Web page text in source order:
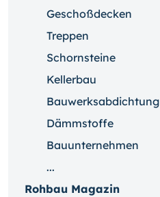
Geschoßdecken
Treppen
Schornsteine
Kellerbau
Bauwerksabdichtung
Dämmstoffe
Bauunternehmen
...
Rohbau Magazin